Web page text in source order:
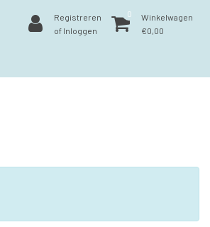
Registreren
of Inloggen
0
Winkelwagen
€0,00